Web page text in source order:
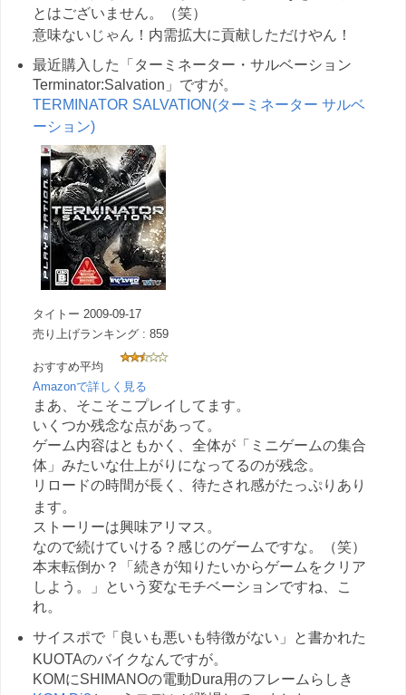
とはございません。（笑）
意味ないじゃん！内需拡大に貢献しただけやん！
最近購入した「ターミネーター・サルベーション
Terminator:Salvation」ですが。
TERMINATOR SALVATION(ターミネーター サルベ
ーション)
タイトー 2009-09-17
売り上げランキング : 859
おすすめ平均
Amazonで詳しく見る
まあ、そこそこプレイしてます。
いくつか残念な点があって。
ゲーム内容はともかく、全体が「ミニゲームの集合
体」みたいな仕上がりになってるのが残念。
リロードの時間が長く、待たされ感がたっぷりあり
ます。
ストーリーは興味アリマス。
なので続けていける？感じのゲームですな。（笑）
本末転倒か？「続きが知りたいからゲームをクリア
しよう。」という変なモチベーションですね、こ
れ。
サイスポで「良いも悪いも特徴がない」と書かれた
KUOTAのバイクなんですが。
KOMにSHIMANOの電動Dura用のフレームらしき